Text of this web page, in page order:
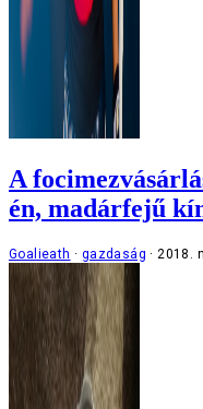
A
én, madárfejű
Goalieath gazdaság 2018.